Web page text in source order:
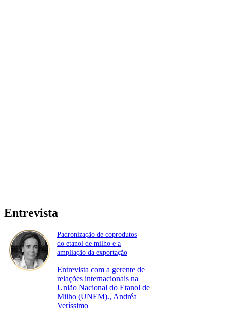
Entrevista
Padronização de coprodutos
do etanol de milho e a
ampliação da exportação
Entrevista com a gerente de
relações internacionais na
União Nacional do Etanol de
Milho (UNEM)., Andréa
Veríssimo